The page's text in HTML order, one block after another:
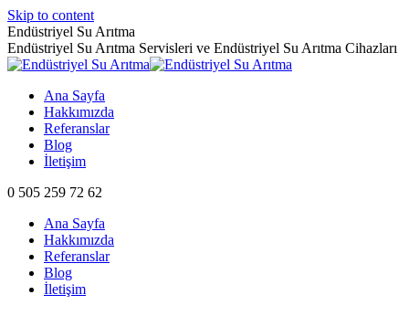
Skip to content
Endüstriyel Su Arıtma
Endüstriyel Su Arıtma Servisleri ve Endüstriyel Su Arıtma Cihazları
Ana Sayfa
Hakkımızda
Referanslar
Blog
İletişim
0 505 259 72 62
Ana Sayfa
Hakkımızda
Referanslar
Blog
İletişim